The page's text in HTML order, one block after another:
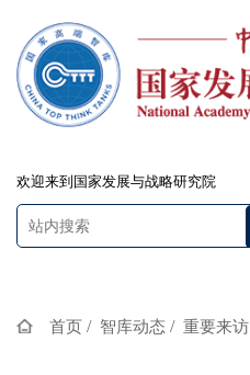
欢迎来到国家发展与战略研究院
首页 / 智库动态 / 重要来访